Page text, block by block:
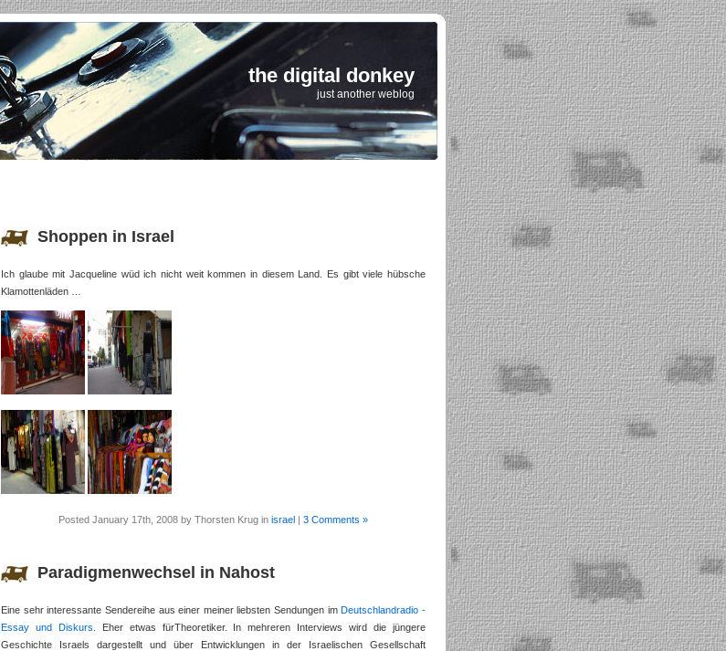
the digital donkey
just another weblog
Shoppen in Israel
Ich glaube mit Jacqueline wüd ich nicht weit kommen in diesem Land. Es gibt viele hübsche
Klamottenläden …
Posted January 17th, 2008 by Thorsten Krug in israel | 3 Comments »
Paradigmenwechsel in Nahost
Eine sehr interessante Sendereihe aus einer meiner liebsten Sendungen imDeutschlandradio -
Essay und Diskurs . Eher etwas fürTheoretiker. In mehreren Interviews wird die jüngere
Geschichte Israels dargestellt und über Entwicklungen in der Israelischen Gesellschaft